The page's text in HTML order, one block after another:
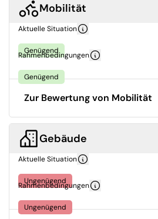
Mobilität
Aktuelle Situation
Genügend
Rahmenbedingungen
Genügend
Zur Bewertung von Mobilität
Gebäude
Aktuelle Situation
Ungenügend
Rahmenbedingungen
Ungenügend